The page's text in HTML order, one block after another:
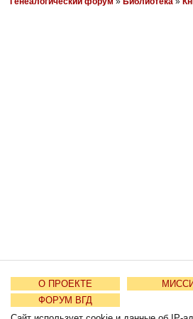
О ПРОЕКТЕ
ФОРУМ ВГД